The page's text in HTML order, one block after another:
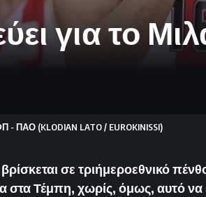
για το
(KLODIAN LATO / EUROKINISSI)
σε τριήμεροεθνικό
στα Τέμπη, χωρίς, όμως, αυτό να